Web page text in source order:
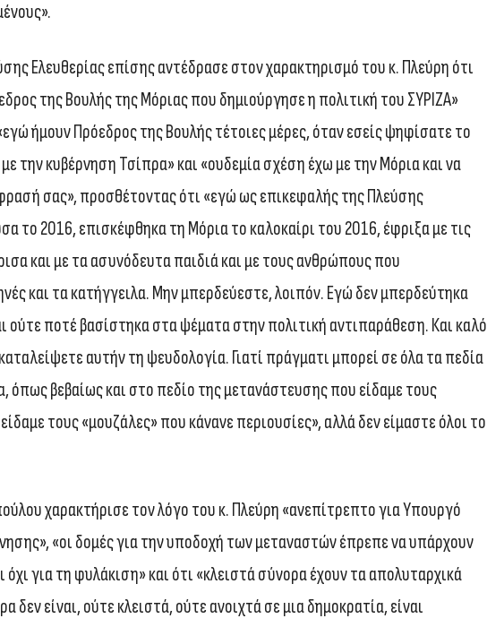
Ελευθερίας επίσης αντέδρασε στον χαρακτηρισμό του κ. Πλεύρη ότι
της Βουλής της Μόριας που δημιούργησε η πολιτική του ΣΥΡΙΖΑ»
ήμουν Πρόεδρος της Βουλής τέτοιες μέρες, όταν εσείς ψηφίσατε το
την κυβέρνηση Τσίπρα» και «ουδεμία σχέση έχω με την Μόρια και να
σας», προσθέτοντας ότι «εγώ ως επικεφαλής της Πλεύσης
το 2016, επισκέφθηκα τη Μόρια το καλοκαίρι του 2016, έφριξα με τις
και με τα ασυνόδευτα παιδιά και με τους ανθρώπους που
και τα κατήγγειλα. Μην μπερδεύεστε, λοιπόν. Εγώ δεν μπερδεύτηκα
ούτε ποτέ βασίστηκα στα ψέματα στην πολιτική αντιπαράθεση. Και καλό
αυτήν τη ψευδολογία. Γιατί πράγματι μπορεί σε όλα τα πεδία
όπως βεβαίως και στο πεδίο της μετανάστευσης που είδαμε τους
τους «μουζάλες» που κάνανε περιουσίες», αλλά δεν είμαστε όλοι το
χαρακτήρισε τον λόγο του κ. Πλεύρη «ανεπίτρεπτο για Υπουργό
«οι δομές για την υποδοχή των μεταναστών έπρεπε να υπάρχουν
όχι για τη φυλάκιση» και ότι «κλειστά σύνορα έχουν τα απολυταρχικά
δεν είναι, ούτε κλειστά, ούτε ανοιχτά σε μια δημοκρατία, είναι